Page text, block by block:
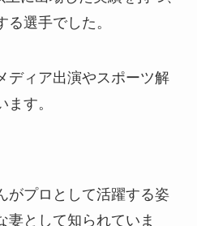
る選手でした。
ディア出演やスポーツ解
す。
がプロとして活躍する姿
妻として知られていま